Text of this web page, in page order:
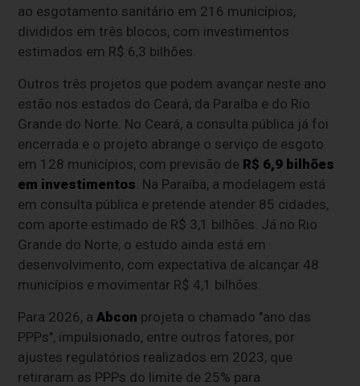
ao esgotamento sanitário em 216 municípios,
divididos em três blocos, com investimentos
estimados em R$ 6,3 bilhões.
Outros três projetos que podem avançar neste ano
estão nos estados do Ceará, da Paraíba e do Rio
Grande do Norte. No Ceará, a consulta pública já foi
encerrada e o projeto abrange o serviço de esgoto
em 128 municípios, com previsão de R$ 6,9 bilhões
em investimentos . Na Paraíba, a modelagem está
em consulta pública e pretende atender 85 cidades,
com aporte estimado de R$ 3,1 bilhões. Já no Rio
Grande do Norte, o estudo ainda está em
desenvolvimento, com expectativa de alcançar 48
municípios e movimentar R$ 4,1 bilhões.
Para 2026, aAbcon projeta o chamado "ano das
PPPs", impulsionado, entre outros fatores, por
ajustes regulatórios realizados em 2023, que
retiraram as PPPs do limite de 25% para